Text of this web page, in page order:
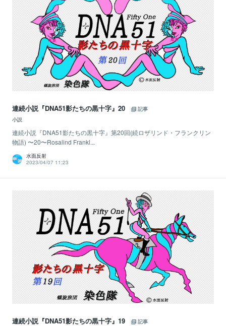
連続小説『DNA51影たちの黒十字』20
記事
小説
連続小説『DNA51影たちの黒十字』第20回(続ロザリンド・フランクリン
物語) 〜20〜Rosalind Frankl...
水面反射
2023/04/07 11:23
連続小説『DNA51影たちの黒十字』19
記事